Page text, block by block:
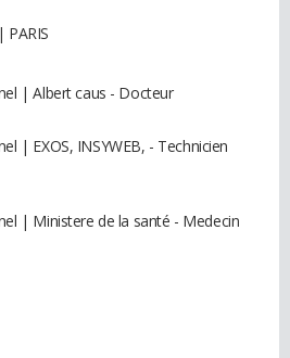
| Albert caus - Docteur
| EXOS, INSYWEB, - Technicien
| Ministere de la santé - Medecin